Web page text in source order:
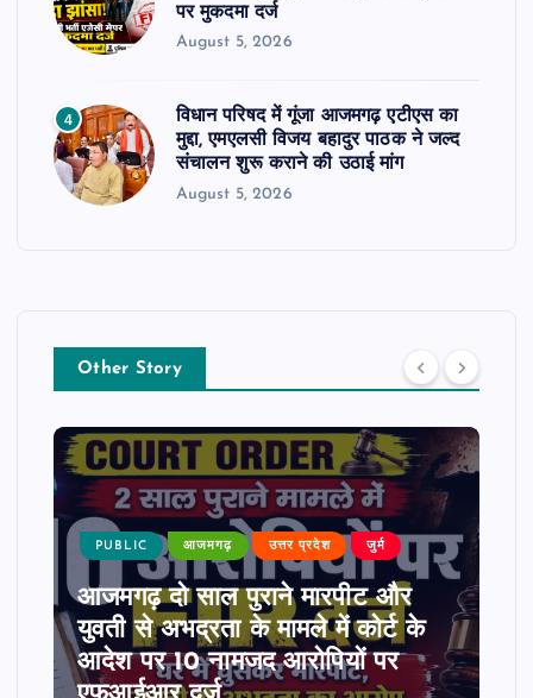
पर मुकदमा दर्ज
August 5, 2026
4
विधान परिषद में गूंजा आजमगढ़ एटीएस का
मुद्दा, एमएलसी विजय बहादुर पाठक ने जल्द
संचालन शुरू कराने की उठाई मांग
August 5, 2026
Other Story
PUBLIC आजमगढ़ उत्तर प्रदेश जुर्म
आजमगढ़ दो साल पुराने मारपीट और
युवती से अभद्रता के मामले में कोर्ट के
आदेश पर 10 नामजद आरोपियों पर